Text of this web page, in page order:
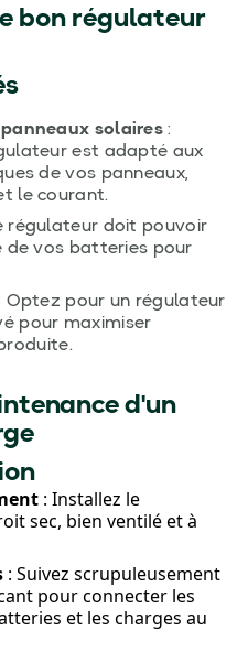
bon régulateur
solaires :
est adapté aux
de vos panneaux,
le courant.
régulateur doit pouvoir
vos batteries pour
Optez pour un régulateur
pour maximiser
d'un
: Installez le
sec, bien ventilé et à
: Suivez scrupuleusement
pour connecter les
et les charges au